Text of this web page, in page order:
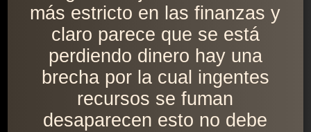
más estricto en las finanzas y
claro parece que se está
perdiendo dinero hay una
brecha por la cual ingentes
recursos se fuman
desaparecen esto no debe